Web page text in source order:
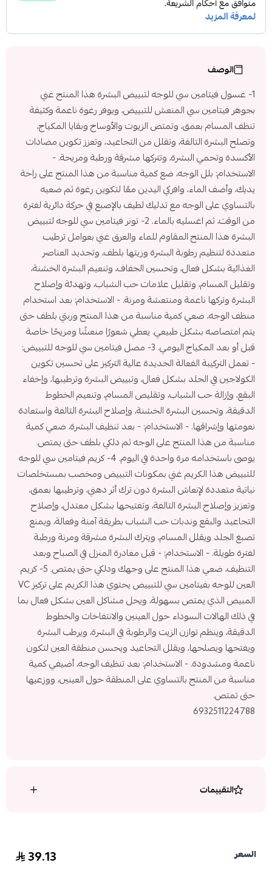
الوصف
1- غسول فيتامين سي للوجه لتبييض البشرة هذا المنتج غني
بجوهر فيتامين سي المنعش للتبييض، ويوفر رغوة ناعمة وكثيفة
تنظف المسام بعمق، وتمتص الزيوت والأوساخ وبقايا المكياج،
وتصلح البشرة التالفة، وتقلل من التجاعيد، وتعزز تكوين مضادات
الأكسدة وتحمي البشرة، وتتركها مشرقة ورطبة ومريحة. -
الاستخدام: بلل الوجه، ضع كمية مناسبة من هذا المنتج على راحة
يديك، وأضف الماء، وافركي اليدين معًا لتكوين رغوة ثم ضعيه
بالتساوي على الوجه مع تدليك لطيف بالإصبع في حركة دائرية لفترة
من الوقت، ثم اغسليه بالماء. 2- تونر فيتامين سي للوجه لتبييض
البشرة هذا المنتج المقاوم للماء والعرق غني بعوامل ترطيب
متعددة لتنظيم رطوبة البشرة وزيتها بلطف، وتجديد العناصر
الغذائية بشكل فعال، وتحسين الجفاف، وتنعيم البشرة الخشنة،
وتقليل المسام، وتقليل علامات حب الشباب، وتهدئة وإصلاح
البشرة وتركها ناعمة ومنتعشة ومرنة. - الاستخدام: بعد استخدام
منظف الوجه، ضعي كمية مناسبة من هذا المنتج وربتي بلطف حتى
يتم امتصاصه بشكل طبيعي. يعطي شعورًا منعشًا ومريحًا خاصة
قبل أو بعد المكياج اليومي. 3- مصل فيتامين سي للوجه للتبييض:
- تعمل التركيبة الفعالة الجديدة عالية التركيز على تحسين تكوين
الكولاجين في الجلد بشكل فعال، وتبييض البشرة وترطيبها، وإخفاء
البقع، وإزالة حب الشباب، وتقليص المسام، وتنعيم الخطوط
الدقيقة، وتحسين البشرة الخشنة، وإصلاح البشرة التالفة واستعادة
نعومتها وإشراقها. - الاستخدام: - بعد تنظيف البشرة، ضعي كمية
مناسبة من هذا المنتج على الوجه ثم دلكي بلطف حتى يمتص.
يوصى باستخدامه مرة واحدة في اليوم. 4- كريم فيتامين سي للوجه
للتبييض هذا الكريم غني بمكونات التبييض ومخصب بمستخلصات
نباتية متعددة لإنعاش البشرة دون ترك أثر دهني، وترطيبها بعمق،
وتعزيز وإصلاح البشرة التالفة، وتفتيحها بشكل معتدل، وإصلاح
التجاعيد والبقع وندبات حب الشباب بطريقة آمنة وفعالة، ويمنع
تصبغ الجلد ويقلل المسام، ويترك البشرة مشرقة ومرنة ورطبة
لفترة طويلة. - الاستخدام: - قبل مغادرة المنزل في الصباح وبعد
التنظيف، ضعي هذا المنتج على وجهك ودلكي حتى يمتص. 5- كريم
العين للوجه بفيتامين سي للتبييض يحتوي هذا الكريم على تركيز VC
المبيض الذي يمتص بسهولة، ويحل مشاكل العين بشكل فعال بما
في ذلك الهالات السوداء حول العينين والانتفاخات والخطوط
الدقيقة، وينظم توازن الزيت والرطوبة في البشرة، ويرطب البشرة
ويفتحها ويصلحها، ويقلل التجاعيد ويحسن منطقة العين لتكون
ناعمة ومشدودة. - الاستخدام: بعد تنظيف الوجه، أضيفي كمية
مناسبة من المنتج بالتساوي على المنطقة حول العينين، ووزعيها
حتى تمتص.
6932511224788
التقييمات
السعر 39.13